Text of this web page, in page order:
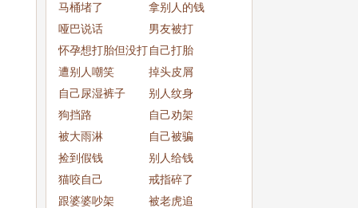
马桶堵了
拿别人的钱
哑巴说话
男友被打
怀孕想打胎但没打
成
自己打胎
遭别人嘲笑
掉头皮屑
自己尿湿裤子
别人纹身
狗挡路
自己劝架
被大雨淋
自己被骗
捡到假钱
别人给钱
猫咬自己
戒指碎了
跟婆婆吵架
被老虎追